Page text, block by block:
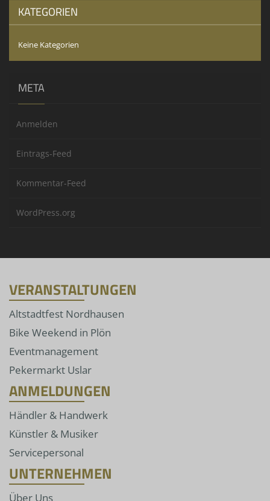
KATEGORIEN
Keine Kategorien
META
Anmelden
Eintrags-Feed
Kommentar-Feed
WordPress.org
VERANSTALTUNGEN
Altstadtfest Nordhausen
Bike Weekend in Plön
Eventmanagement
Pekermarkt Uslar
ANMELDUNGEN
Händler & Handwerk
Künstler & Musiker
Servicepersonal
UNTERNEHMEN
Über Uns